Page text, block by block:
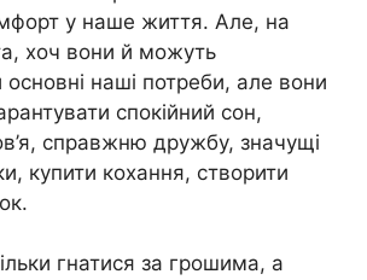
у наше життя. Але, на
хоч вони й можуть
основні наші потреби, але вони
спокійний сон,
справжню дружбу, значущі
купити кохання, створити
гнатися за грошима, а